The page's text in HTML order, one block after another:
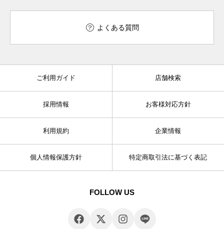
よくある質問
ご利用ガイド 店舗検索
採用情報 お客様対応方針
利用規約 企業情報
個人情報保護方針 特定商取引法に基づく表記
FOLLOW US